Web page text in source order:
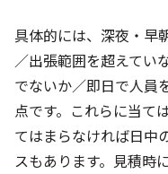
具体的には、深夜・早
／出張範囲を超えてい
でないか／即日で人員
点です。これらに当て
てはまらなければ日中
スもあります。見積時